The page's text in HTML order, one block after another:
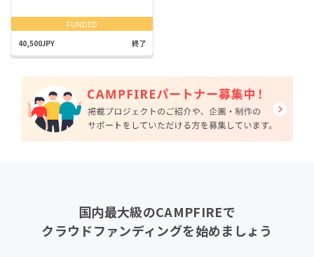
FUNDED
40,500JPY 終了
国内最大級のCAMPFIREで
クラウドファンディングを始めましょう